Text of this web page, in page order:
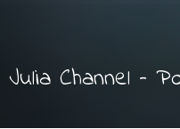
Julia Channel –